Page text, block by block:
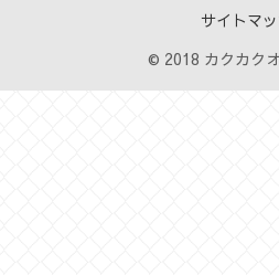
サイトマ
© 2018 カクカク